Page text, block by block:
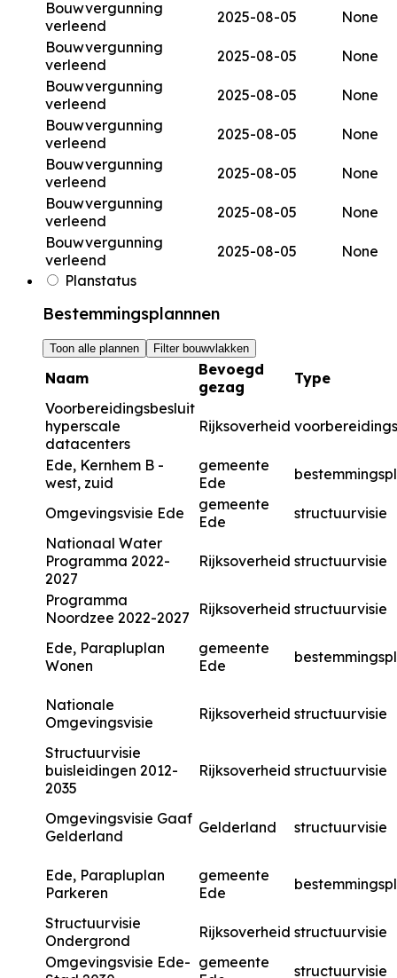
Bouwvergunning
verleend
2025-08-05
None
Bouwvergunning
verleend
2025-08-05
None
Bouwvergunning
verleend
2025-08-05
None
Bouwvergunning
verleend
2025-08-05
None
Bouwvergunning
verleend
2025-08-05
None
Bouwvergunning
verleend
2025-08-05
None
Bouwvergunning
verleend
2025-08-05
None
Planstatus
Bestemmingsplannnen
Toon alle plannen Filter bouwvlakken
Naam
Bevoegd
gezag
Type
Voorbereidingsbesluit
hyperscale
datacenters
Rijksoverheid
Ede, Kernhem B -
west, zuid
gemeente
Ede
Omgevingsvisie Ede
gemeente
Ede
structuurvisie
Nationaal Water
Programma 2022-
2027
Rijksoverheid structuurvisie
Programma
Noordzee 2022-2027
Rijksoverheid structuurvisie
Ede, Parapluplan
Wonen
gemeente
Ede
Nationale
Omgevingsvisie
Rijksoverheid structuurvisie
Structuurvisie
buisleidingen 2012-
2035
Rijksoverheid structuurvisie
Omgevingsvisie Gaaf
Gelderland
Gelderland structuurvisie
Ede, Parapluplan
Parkeren
gemeente
Ede
Structuurvisie
Ondergrond
Rijksoverheid structuurvisie
Omgevingsvisie Ede- gemeente
structuurvisie